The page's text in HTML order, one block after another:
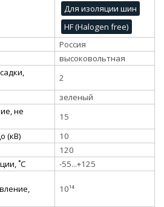
Для изоляции шин
HF (Halogen free)
Россия
высоковольтная
2
зеленый
не
15
(кВ)
10
120
˚С
-55...+125
10¹⁴